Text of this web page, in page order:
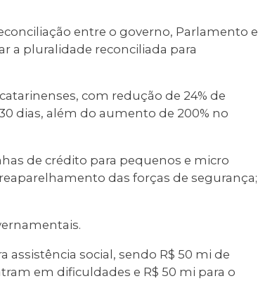
entre o governo, Parlamento e
a pluralidade reconciliada para
com redução de 24% de
dias, além do aumento de 200% no
de crédito para pequenos e micro
das forças de segurança;
assistência social, sendo R$ 50 mi de
em dificuldades e R$ 50 mi para o